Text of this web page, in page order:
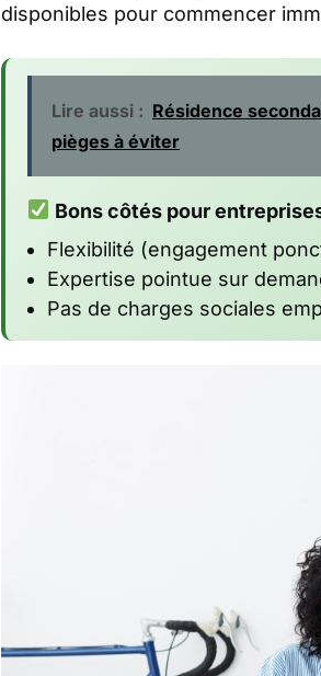
disponibles pour commencer
Lire aussi : Résidence
pièges à éviter
Bons côtés pour
Flexibilité (engagement
Expertise pointue sur
Pas de charges sociales